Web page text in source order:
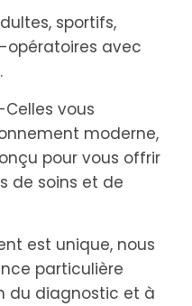
sportifs,
opératoires avec
vous
moderne,
pour vous offrir
de soins et de
est unique, nous
particulière
du diagnostic et à